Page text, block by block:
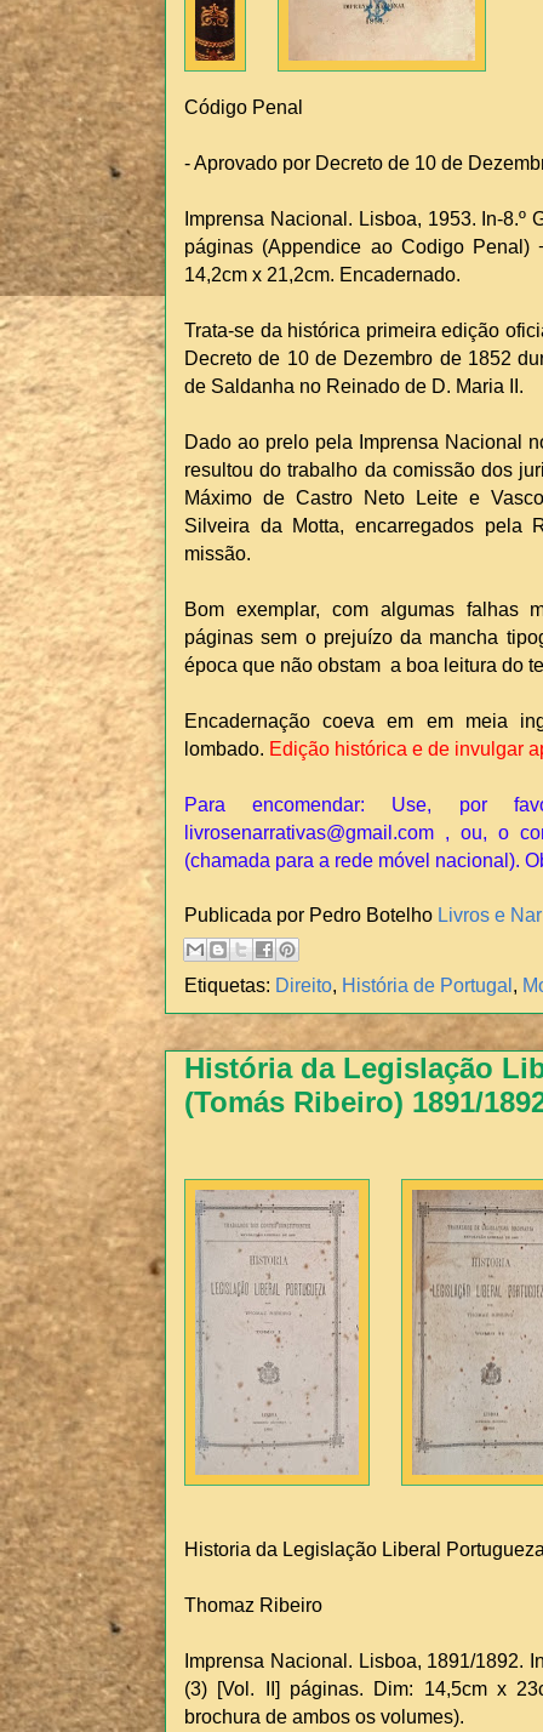
Código Penal
- Aprovado por Decreto de 10 de
Imprensa Nacional. Lisboa, 1953. In-8.º
páginas (Appendice ao Codigo
14,2cm x 21,2cm. Encadernado.
Trata-se da histórica primeira edição
Decreto de 10 de Dezembro de 1852
de Saldanha no Reinado de D. Maria II.
Dado ao prelo pela Imprensa Nacional
resultou do trabalho da comissão dos
Máximo de Castro Neto Leite e
Silveira da Motta, encarregados pela
missão.
Bom exemplar, com algumas falhas
páginas sem o prejuízo da mancha
época que não obstam a boa leitura do
Encadernação coeva em em meia
lombado. Edição histórica e de invulgar
Para encomendar: Use, por
livrosenarrativas@gmail.com , ou, o
(chamada para a rede móvel nacional).
Publicada por Pedro Botelho Livros e
Etiquetas: Direito, História de Portugal,
História da Legislação
(Tomás Ribeiro) 1891/
Historia da Legislação Liberal
Thomaz Ribeiro
Imprensa Nacional. Lisboa, 1891/1892.
(3) [Vol. II] páginas. Dim: 14,5cm x
brochura de ambos os volumes).